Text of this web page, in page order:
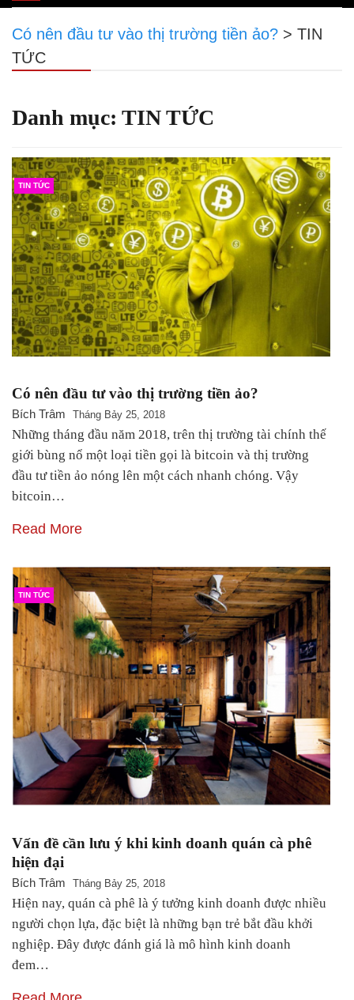
navigation
Có nên đầu tư vào thị trường tiền ảo? > TIN
TỨC
Danh mục: TIN TỨC
TIN TỨC
Có nên đầu tư vào thị trường tiền ảo?
Bích Trâm Tháng Bảy 25, 2018
Những tháng đầu năm 2018, trên thị trường tài chính thế
giới bùng nổ một loại tiền gọi là bitcoin và thị trường
đầu tư tiền ảo nóng lên một cách nhanh chóng. Vậy
bitcoin…
Read More
TIN TỨC
Vấn đề cần lưu ý khi kinh doanh quán cà phê
hiện đại
Bích Trâm Tháng Bảy 25, 2018
Hiện nay, quán cà phê là ý tưởng kinh doanh được nhiều
người chọn lựa, đặc biệt là những bạn trẻ bắt đầu khởi
nghiệp. Đây được đánh giá là mô hình kinh doanh
đem…